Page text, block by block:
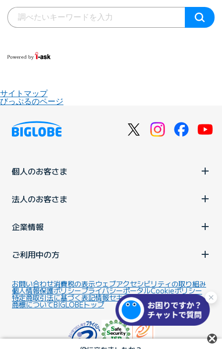
サイトマップ
びっぷるのページ
個人のお客さま
法人のお客さま
企業情報
ご利用中の方
お問い合わせ消費税の表示ウェブアクセシビリティの取り組み
個人情報保護ポリシープライバシーポータルCookieポリシー
特定商取引法に基づく表記情報セキュリティ基本方針
商標についてBIGLOBEトップ